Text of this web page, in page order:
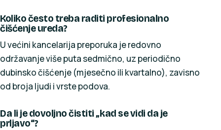
Koliko često treba raditi profesionalno
čišćenje ureda?
U većini kancelarija preporuka je redovno
održavanje više puta sedmično, uz periodično
dubinsko čišćenje (mjesečno ili kvartalno), zavisno
od broja ljudi i vrste podova.
Da li je dovoljno čistiti „kad se vidi da je
prljavo“?